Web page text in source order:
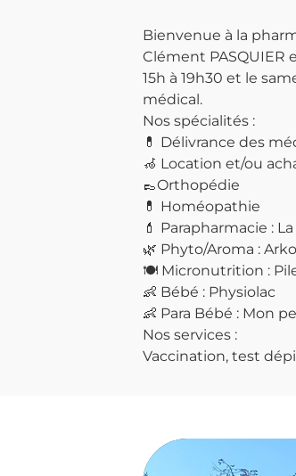
Bienvenue à la
Clément PASQUIER
15h à 19h30 et le
médical.
Nos spécialités :
💊 Délivrance des
🦽 Location et/ou
👞Orthopédie
💊 Homéopathie
💄 Parapharmacie :
🌿 Phyto/Aroma :
🍽️ Micronutrition :
👶 Bébé : Physiolac
👶 Para Bébé : Mon
Nos services :
Vaccination, test